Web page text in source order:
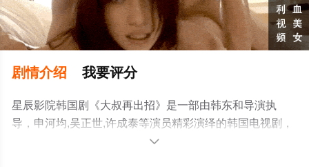
剧情介绍 我要评分
星辰影院韩国剧《大叔再出招》是一部由韩东和导演执
导，申河均,吴正世,许成泰等演员精彩演绎的韩国电视剧，
手机免费观看高清未删减完整版电视剧全集就上星辰电影
